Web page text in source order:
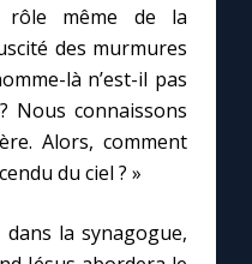
rôle même de la
des murmures
là n’est-il pas
Nous connaissons
Alors, comment
du ciel ? »
dans la synagogue,